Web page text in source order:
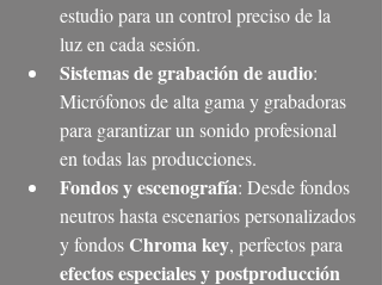
estudio para un control preciso de la
luz en cada sesión.
Sistemas de grabación de audio:
Micrófonos de alta gama y grabadoras
para garantizar un sonido profesional
en todas las producciones.
Fondos y escenografía: Desde fondos
neutros hasta escenarios personalizados
y fondos Chroma key, perfectos para
efectos especiales y postproducción